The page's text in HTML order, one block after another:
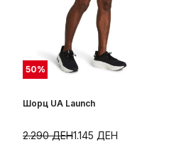
50%
Шорц UA Launch
1.145 ДЕН
2.290ДЕН